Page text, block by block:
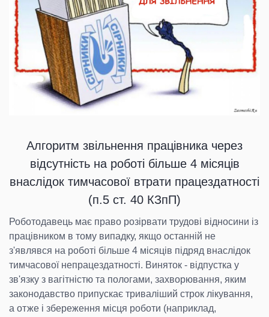
Алгоритм звільнення працівника через
відсутність на роботі більше 4 місяців
внаслідок тимчасової втрати працездатності
(п.5 ст. 40 КЗпП)
Роботодавець має право розірвати трудові відносини із
працівником в тому випадку, якщо останній не
з'являвся на роботі більше 4 місяців підряд внаслідок
тимчасової непрацездатності. Виняток - відпустка у
зв'язку з вагітністю та пологами, захворювання, яким
законодавство припускає триваліший строк лікування,
а отже і збереження місця роботи (наприклад,